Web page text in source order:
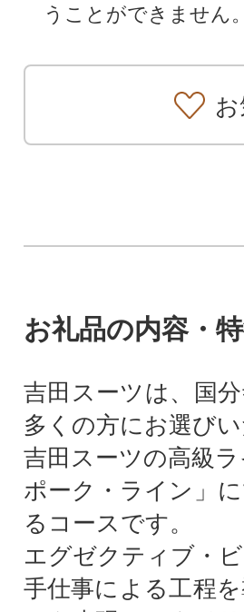
うことができません。
お礼品の内容・
吉田スーツは、国
多くの方にお選び
吉田スーツの高級
ポーク・ライン」
るコースです。
エグゼクティブ・
手仕事による工程